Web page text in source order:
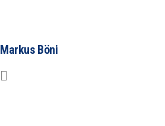
Markus Böni